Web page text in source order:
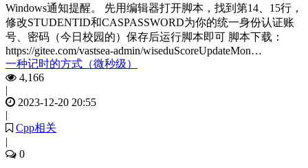
Windows通知提醒。 先用编辑器打开脚本，找到第14、15行，
修改STUDENTID和CASPASSWORD为你的统一身份认证账
号、密码（今日校园的）保存后运行脚本即可 脚本下载：
https://gitee.com/vastsea-admin/wiseduScoreUpdateMon…
一种记时的方式（微秒级）
4,166
|
2023-12-20 20:55
|
Cpp相关
|
0